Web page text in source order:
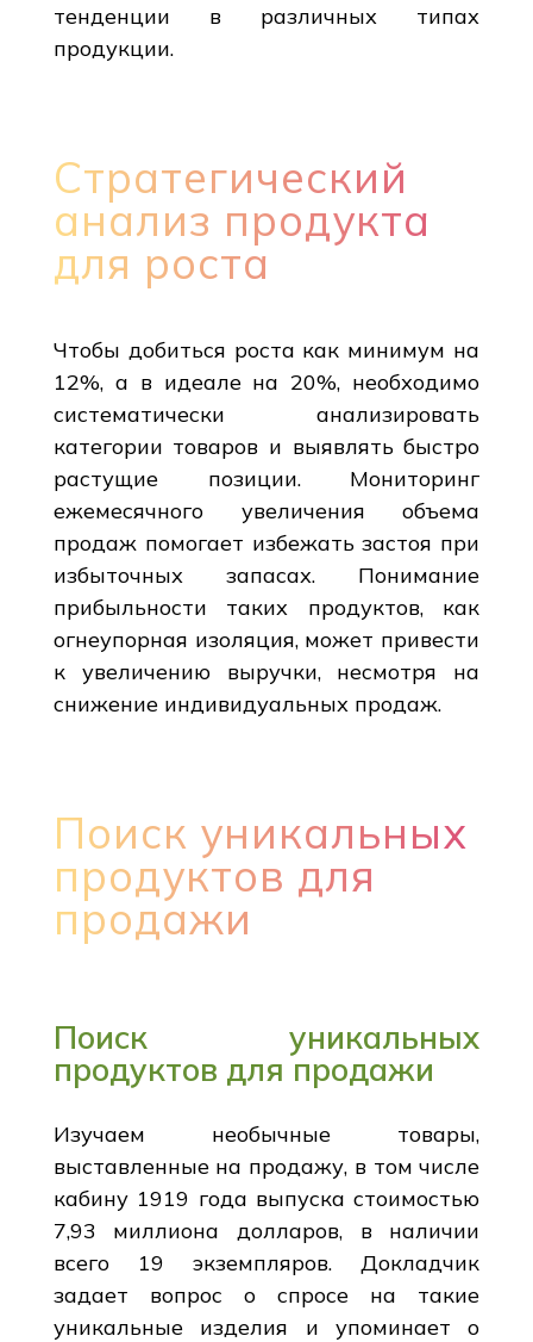
тенденции в различных типах
продукции.
Стратегический
анализ продукта
для роста
Чтобы добиться роста как минимум на
12%, а в идеале на 20%, необходимо
систематически анализировать
категории товаров и выявлять быстро
растущие позиции. Мониторинг
ежемесячного увеличения объема
продаж помогает избежать застоя при
избыточных запасах. Понимание
прибыльности таких продуктов, как
огнеупорная изоляция, может привести
к увеличению выручки, несмотря на
снижение индивидуальных продаж.
Поиск уникальных
продуктов для
продажи
Поиск уникальных
продуктов для продажи
Изучаем необычные товары,
выставленные на продажу, в том числе
кабину 1919 года выпуска стоимостью
7,93 миллиона долларов, в наличии
всего 19 экземпляров. Докладчик
задает вопрос о спросе на такие
уникальные изделия и упоминает о